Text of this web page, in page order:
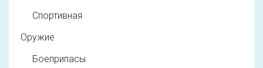
Спортивная
Оружие
Боеприпасы